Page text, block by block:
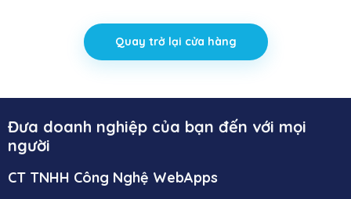
Quay trở lại cửa hàng
Đưa doanh nghiệp của bạn đến với mọi
người
CT TNHH Công Nghệ WebApps